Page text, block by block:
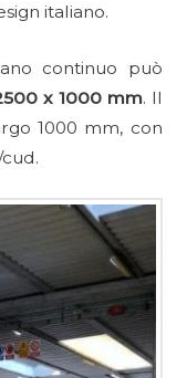
italiano.
continuo può
x 1000 mm. Il
1000 mm, con